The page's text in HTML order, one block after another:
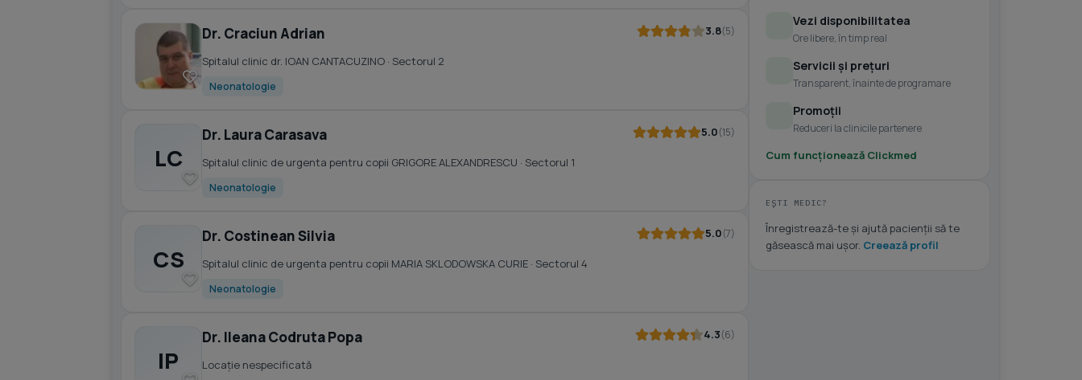
Dr. Craciun Adrian
Spitalul clinic dr. IOAN CANTACUZINO · Sectorul 2
Neonatologie
3.8(5)
LC
Dr. Laura Carasava
Spitalul clinic de urgenta pentru copii GRIGORE ALEXANDRESCU · Sectorul 1
Neonatologie
5.0(15)
CS
Dr. Costinean Silvia
Spitalul clinic de urgenta pentru copii MARIA SKLODOWSKA CURIE · Sectorul 4
Neonatologie
5.0(7)
IP
Dr. Ileana Codruta Popa
Locație nespecificată
4.3(6)
Vezi disponibilitatea
Ore libere, în timp real
Servicii și prețuri
Transparent, înainte de programare
Promoții
Reduceri la clinicile partenere
Cum funcționează Clickmed
EȘTI MEDIC?
Înregistrează-te și ajută pacienții să te
găsească mai ușor. Creează profil